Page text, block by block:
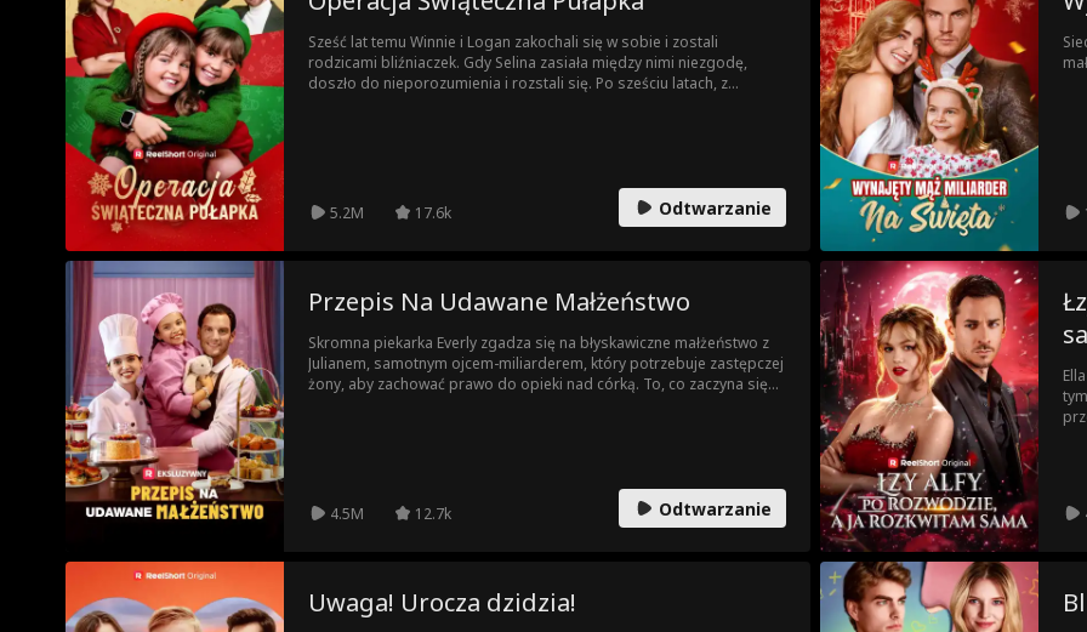
Sześć lat temu Winnie i Logan zakochali się w sobie i zostali
rodzicami bliźniaczek. Gdy Selina zasiała między nimi niezgodę,
doszło do nieporozumienia i rozstali się. Po sześciu latach, z
5.2M 17.6k Odtwarzanie
Przepis Na Udawane Małżeństwo
Skromna piekarka Everly zgadza się na błyskawiczne małżeństwo z
Julianem, samotnym ojcem-miliarderem, który potrzebuje zastępczej
żony, aby zachować prawo do opieki nad córką. To, co zaczyna się
4.5M 12.7k Odtwarzanie
Uwaga! Urocza dzidzia!